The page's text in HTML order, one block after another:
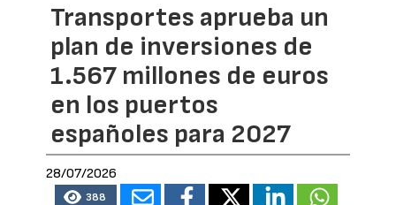
Transportes aprueba un
plan de inversiones de
1.567 millones de euros
en los puertos
españoles para 2027
28/07/2026
388